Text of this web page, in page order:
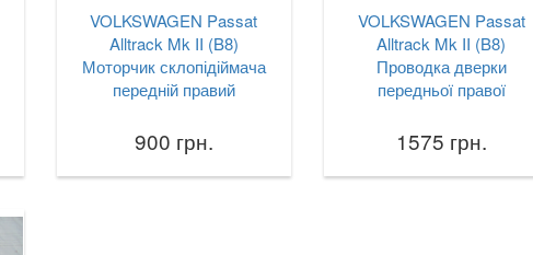
VOLKSWAGEN Passat
Alltrack Mk II (B8)
Моторчик склопідіймача
передній правий
900 грн.
VOLKSWAGEN Passat
Alltrack Mk II (B8)
Проводка дверки
передньої правої
1575 грн.